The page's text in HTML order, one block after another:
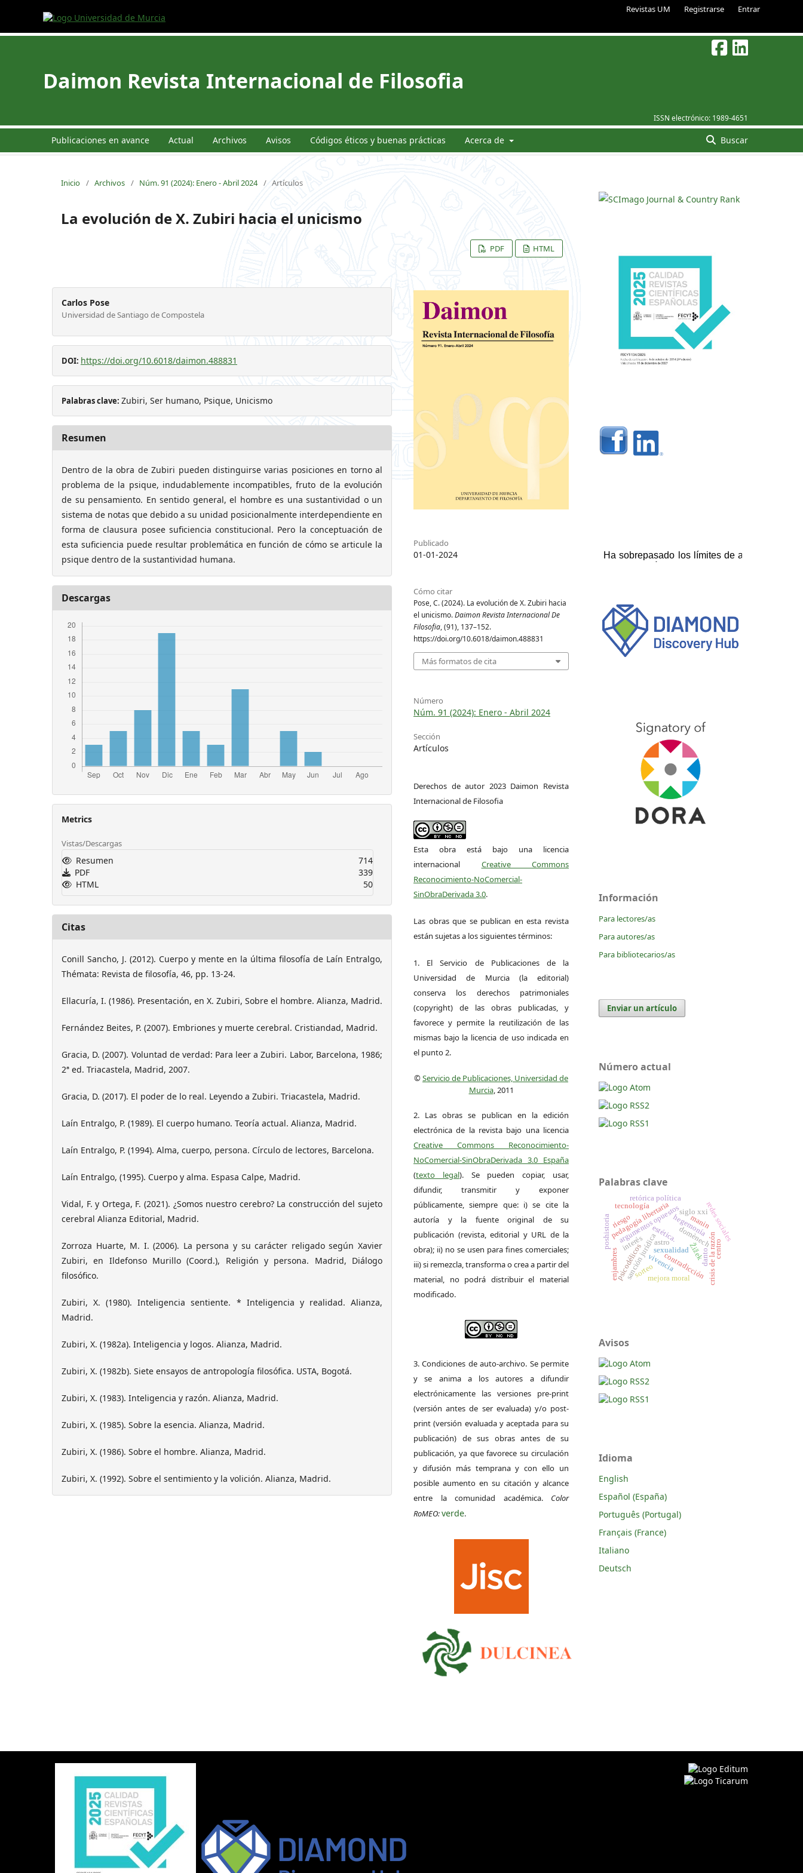
Revistas UM Registrarse Entrar
ISSN electrónico: 1989-4651
Daimon Revista Internacional de Filosofia
Publicaciones en avance Actual Archivos Avisos Códigos éticos y buenas prácticas Acerca de Buscar
Inicio / Archivos / Núm. 91 (2024): Enero - Abril 2024 / Artículos
La evolución de X. Zubiri hacia el unicismo
PDF HTML
Carlos Pose
Universidad de Santiago de Compostela
DOI: https://doi.org/10.6018/daimon.488831
Palabras clave: Zubiri, Ser humano, Psique, Unicismo
Resumen
Dentro de la obra de Zubiri pueden distinguirse varias posiciones en torno al
problema de la psique, indudablemente incompatibles, fruto de la evolución
de su pensamiento. En sentido general, el hombre es una sustantividad o un
sistema de notas que debido a su unidad posicionalmente interdependiente en
forma de clausura posee suficiencia constitucional. Pero la conceptuación de
esta suficiencia puede resultar problemática en función de cómo se articule la
psique dentro de la sustantividad humana.
Descargas
Metrics
Vistas/Descargas
Resumen
714
PDF
339
HTML
50
Citas
Conill Sancho, J. (2012). Cuerpo y mente en la última filosofía de Laín Entralgo,
Thémata: Revista de filosofía, 46, pp. 13-24.
Ellacuría, I. (1986). Presentación, en X. Zubiri, Sobre el hombre. Alianza, Madrid.
Fernández Beites, P. (2007). Embriones y muerte cerebral. Cristiandad, Madrid.
Gracia, D. (2007). Voluntad de verdad: Para leer a Zubiri. Labor, Barcelona, 1986;
2ª ed. Triacastela, Madrid, 2007.
Gracia, D. (2017). El poder de lo real. Leyendo a Zubiri. Triacastela, Madrid.
Laín Entralgo, P. (1989). El cuerpo humano. Teoría actual. Alianza, Madrid.
Laín Entralgo, P. (1994). Alma, cuerpo, persona. Círculo de lectores, Barcelona.
Laín Entralgo, (1995). Cuerpo y alma. Espasa Calpe, Madrid.
Vidal, F. y Ortega, F. (2021). ¿Somos nuestro cerebro? La construcción del sujeto
cerebral Alianza Editorial, Madrid.
Zorroza Huarte, M. I. (2006). La persona y su carácter religado según Xavier
Zubiri, en Ildefonso Murillo (Coord.), Religión y persona. Madrid, Diálogo
filosófico.
Zubiri, X. (1980). Inteligencia sentiente. * Inteligencia y realidad. Alianza,
Madrid.
Zubiri, X. (1982a). Inteligencia y logos. Alianza, Madrid.
Zubiri, X. (1982b). Siete ensayos de antropología filosófica. USTA, Bogotá.
Zubiri, X. (1983). Inteligencia y razón. Alianza, Madrid.
Zubiri, X. (1985). Sobre la esencia. Alianza, Madrid.
Zubiri, X. (1986). Sobre el hombre. Alianza, Madrid.
Zubiri, X. (1992). Sobre el sentimiento y la volición. Alianza, Madrid.
Publicado
01-01-2024
Cómo citar
Pose, C. (2024). La evolución de X. Zubiri hacia
el unicismo.Daimon Revista Internacional De
Filosofia, (91), 137–152.
https://doi.org/10.6018/daimon.488831
Más formatos de cita
Número
Núm. 91 (2024): Enero - Abril 2024
Sección
Artículos
Derechos de autor 2023 Daimon Revista
Internacional de Filosofia
Esta obra está bajo una licencia
internacional Creative Commons
Reconocimiento-NoComercial-
SinObraDerivada 3.0.
Las obras que se publican en esta revista
están sujetas a los siguientes términos:
1. El Servicio de Publicaciones de la
Universidad de Murcia (la editorial)
conserva los derechos patrimoniales
(copyright) de las obras publicadas, y
favorece y permite la reutilización de las
mismas bajo la licencia de uso indicada en
el punto 2.
©Servicio de Publicaciones, Universidad de
Murcia, 2011
2. Las obras se publican en la edición
electrónica de la revista bajo una licencia
Creative Commons Reconocimiento-
NoComercial-SinObraDerivada 3.0 España
(texto legal). Se pueden copiar, usar,
difundir, transmitir y exponer
públicamente, siempre que: i) se cite la
autoría y la fuente original de su
publicación (revista, editorial y URL de la
obra); ii) no se usen para fines comerciales;
iii) si remezcla, transforma o crea a partir del
material, no podrá distribuir el material
modificado.
3. Condiciones de auto-archivo. Se permite
y se anima a los autores a difundir
electrónicamente las versiones pre-print
(versión antes de ser evaluada) y/o post-
print (versión evaluada y aceptada para su
publicación) de sus obras antes de su
publicación, ya que favorece su circulación
y difusión más temprana y con ello un
posible aumento en su citación y alcance
entre la comunidad académica. Color
RoMEO:verde.
Información
Para lectores/as
Para autores/as
Para bibliotecarios/as
Enviar un artículo
Número actual
Palabras clave
sexualidad
argumentos opuestosdomènechcrisis de la razón
Žižek
hegemonía
estética.
sanción jurídica
siglo xxi
pedagogía libertaria
contradicción
interés
poshistoria redes sociales
manin
vivencia
mejora moral
tecnología
psicodélicos
astro
sorteo
riesgo
centro
retórica política
enjambres danto
Avisos
Idioma
English
Español (España)
Português (Portugal)
Français (France)
Italiano
Deutsch